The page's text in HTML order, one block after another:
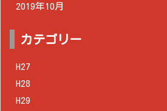
2019年10月
カテゴリー
H27
H28
H29